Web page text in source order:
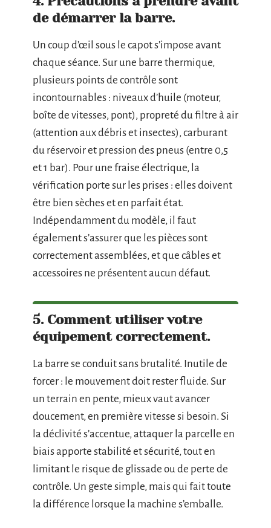
de démarrer la barre.
Un coup d’œil sous le capot s’impose avant
chaque séance. Sur une barre thermique,
plusieurs points de contrôle sont
incontournables : niveaux d’huile (moteur,
boîte de vitesses, pont), propreté du filtre à air
(attention aux débris et insectes), carburant
du réservoir et pression des pneus (entre 0,5
et 1 bar). Pour une fraise électrique, la
vérification porte sur les prises : elles doivent
être bien sèches et en parfait état.
Indépendamment du modèle, il faut
également s’assurer que les pièces sont
correctement assemblées, et que câbles et
accessoires ne présentent aucun défaut.
5. Comment utiliser votre
équipement correctement.
La barre se conduit sans brutalité. Inutile de
forcer : le mouvement doit rester fluide. Sur
un terrain en pente, mieux vaut avancer
doucement, en première vitesse si besoin. Si
la déclivité s’accentue, attaquer la parcelle en
biais apporte stabilité et sécurité, tout en
limitant le risque de glissade ou de perte de
contrôle. Un geste simple, mais qui fait toute
la différence lorsque la machine s’emballe.